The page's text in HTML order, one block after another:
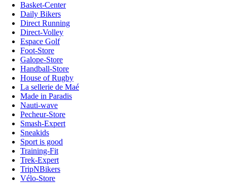
Basket-Center
Daily Bikers
Direct Running
Direct-Volley
Espace Golf
Foot-Store
Galope-Store
Handball-Store
House of Rugby
La sellerie de Maé
Made in Paradis
Nauti-wave
Pecheur-Store
Smash-Expert
Sneakids
Sport is good
Training-Fit
Trek-Expert
TripNBikers
Vélo-Store